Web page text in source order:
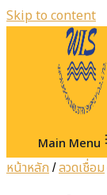
Skip to content
Main Menu
หน้าหลัก /ลวดเชื่อม